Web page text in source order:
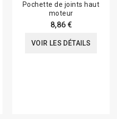
Pochette de joints haut
moteur
8,86 €
VOIR LES DÉTAILS